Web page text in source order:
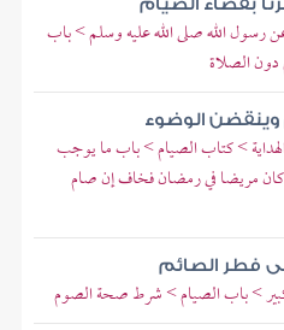
بقضاء الصيام
الله صلى الله عليه وسلم > باب
الصلاة
الوضوء
> كتاب الصيام > باب ما يوجب
مريضا في رمضان فخاف إن صام
فطر الصائم
> باب الصيام > شرط صحة الصوم